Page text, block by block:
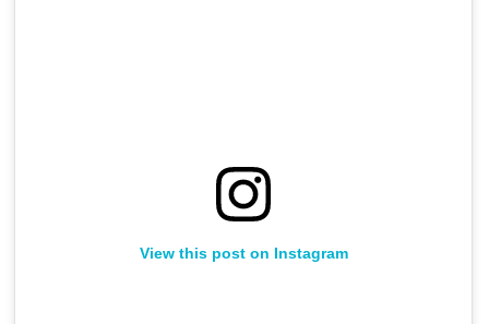
View this post on Instagram